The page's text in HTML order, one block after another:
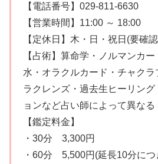
【電話番号】029-811-6630
【営業時間】11:00 ～ 18:00
【定休日】木・日・祝日(要確
【占術】算命学・ノルマンカ
水・オラクルカード・チャク
ラクレンズ・過去生ヒーリン
ョンなど占い師によって異なる
【鑑定料金】
・30分 3,300円
・60分 5,500円(延長10分につ